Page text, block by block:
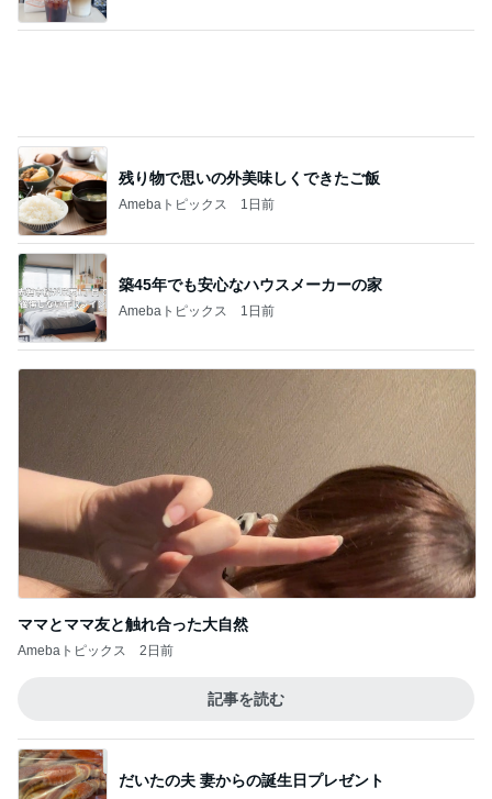
ママとママ友と触れ合った大自然
Amebaトピックス
だいたの夫 妻からの誕生日プレゼント
Amebaトピックス 1日前
購入3年で故障が不安な洗濯乾燥機
Amebaトピックス 2日前
Amebaトピックス 9時間前